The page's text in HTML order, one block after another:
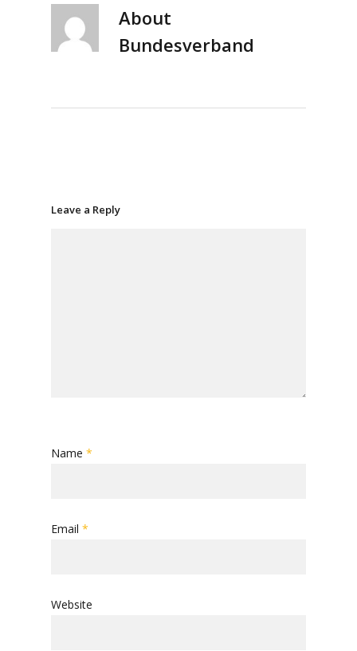
About
Bundesverband
Leave a Reply
Name *
Email *
Website